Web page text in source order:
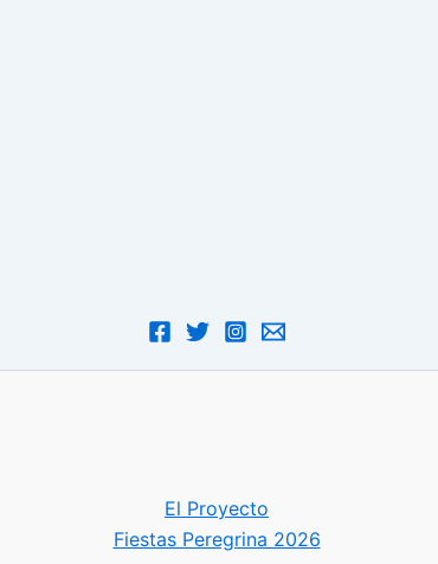
El Proyecto
Fiestas Peregrina 2026